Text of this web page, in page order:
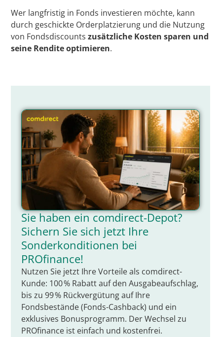
Wer langfristig in Fonds investieren möchte, kann
durch geschickte Orderplatzierung und die Nutzung
von Fondsdiscountszusätzliche Kosten sparen und
seine Rendite optimieren.
Sie haben ein comdirect-Depot?
Sichern Sie sich jetzt Ihre
Sonderkonditionen bei
PROfinance!
Nutzen Sie jetzt Ihre Vorteile als comdirect-
Kunde: 100 % Rabatt auf den Ausgabeaufschlag,
bis zu 99 % Rückvergütung auf Ihre
Fondsbestände (Fonds-Cashback) und ein
exklusives Bonusprogramm. Der Wechsel zu
PROfinance ist einfach und kostenfrei.